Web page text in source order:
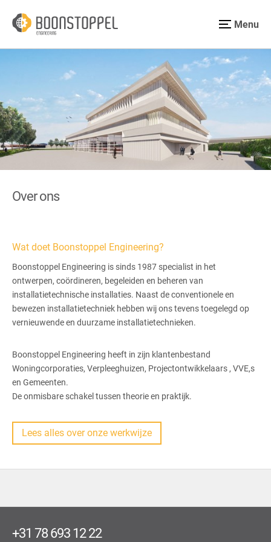
Menu
Over ons
Wat doet Boonstoppel Engineering?
Boonstoppel Engineering is sinds 1987 specialist in het
ontwerpen, coördineren, begeleiden en beheren van
installatietechnische installaties. Naast de conventionele en
bewezen installatietechniek hebben wij ons tevens toegelegd op
vernieuwende en duurzame installatietechnieken.
Boonstoppel Engineering heeft in zijn klantenbestand
Woningcorporaties, Verpleeghuizen, Projectontwikkelaars , VVE,s
en Gemeenten.
De onmisbare schakel tussen theorie en praktijk.
Lees alles over onze werkwijze
+31 78 693 12 22